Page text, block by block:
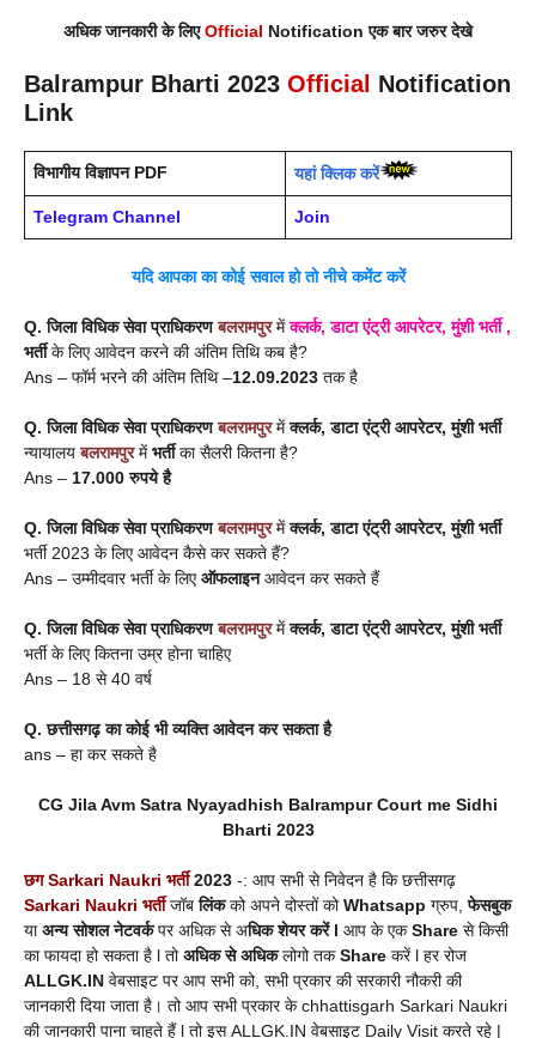
अधिक जानकारी के लिएOfficial Notification एक बार जरुर देखे
Balrampur Bharti 2023 Official Notification
Link
विभागीय विज्ञापन PDF यहां क्लिक करें
Telegram Channel Join
यदि आपका का कोई सवाल हो तो नीचे कमेंट करें
Q. जिला विधिक सेवा प्राधिकरणबलरामपुरमेंक्लर्क, डाटा एंट्री आपरेटर, मुंशी भर्ती ,
भर्तीके लिए आवेदन करने की अंतिम तिथि कब है?
Ans – फॉर्म भरने की अंतिम तिथि –12.09.2023 तक है
Q. जिला विधिक सेवा प्राधिकरणबलरामपुरमेंक्लर्क, डाटा एंट्री आपरेटर, मुंशी भर्ती
न्यायालयबलरामपुर में भर्तीका सैलरी कितना है?
Ans – 17.000 रुपये है
Q.जिला विधिक सेवा प्राधिकरणबलरामपुरमेंक्लर्क, डाटा एंट्री आपरेटर, मुंशी भर्ती
भर्ती 2023 के लिए आवेदन कैसे कर सकते हैं?
Ans – उम्मीदवार भर्ती के लिएऑफलाइनआवेदन कर सकते हैं
Q.जिला विधिक सेवा प्राधिकरणबलरामपुरमेंक्लर्क, डाटा एंट्री आपरेटर, मुंशी भर्ती
भर्ती के लिए कितना उम्र होना चाहिए
Ans – 18 से 40 वर्ष
Q.छत्तीसगढ़का कोई भी व्यक्ति आवेदन कर सकता है
ans – हा कर सकते है
CG Jila Avm Satra Nyayadhish Balrampur Court me Sidhi
Bharti 2023
छग Sarkari Naukri भर्ती 2023 -: आप सभी से निवेदन है कि छत्तीसगढ़
Sarkari Naukri भर्तीजॉबलिंकको अपने दोस्तों कोWhatsapp ग्रुप,फेसबुक
याअन्य सोशल नेटवर्कपर अधिक से अधिक शेयर करें l आप के एकShare से किसी
का फायदा हो सकता है l तोअधिक से अधिकलोगो तकShare करें l हर रोज
ALLGK.IN वेबसाइट पर आप सभी को, सभी प्रकार की सरकारी नौकरी की
जानकारी दिया जाता है। तो आप सभी प्रकार के chhattisgarh Sarkari Naukri
की जानकारी पाना चाहते हैं l तो इस ALLGK.IN वेबसाइट Daily Visit करते रहे |